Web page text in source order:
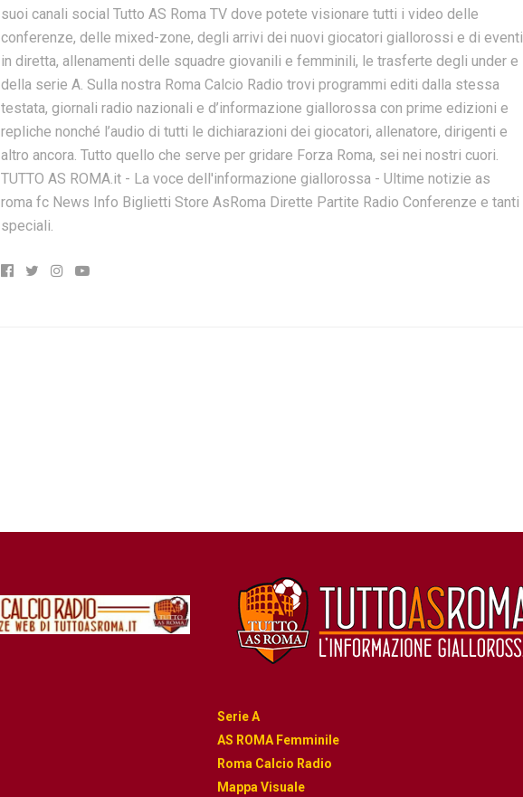
suoi canali social Tutto AS Roma TV dove potete visionare tutti i video delle
conferenze, delle mixed-zone, degli arrivi dei nuovi giocatori giallorossi e di eventi
in diretta, allenamenti delle squadre giovanili e femminili, le trasferte degli under e
della serie A. Sulla nostra Roma Calcio Radio trovi programmi editi dalla stessa
testata, giornali radio nazionali e d’informazione giallorossa con prime edizioni e
repliche nonché l’audio di tutti le dichiarazioni dei giocatori, allenatore, dirigenti e
altro ancora. Tutto quello che serve per gridare Forza Roma, sei nei nostri cuori.
TUTTO AS ROMA.it - La voce dell'informazione giallorossa - Ultime notizie as
roma fc News Info Biglietti Store AsRoma Dirette Partite Radio Conferenze e tanti
speciali.
Serie A
AS ROMA Femminile
Roma Calcio Radio
Mappa Visuale